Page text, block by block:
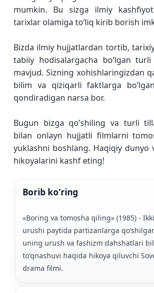
mumkin. Bu sizga ilmiy
tarixlar olamiga toʻliq kirib borish
Bizda ilmiy hujjatlardan tortib,
tabiiy hodisalargacha bo’lgan
mavjud. Sizning xohishlaringizdan
bilim va qiziqarli faktlarga
qondiradigan narsa bor.
Bugun bizga qo’shiling va turli
bilan onlayn hujjatli filmlarni
yuklashni boshlang. Haqiqiy dunyo
hikoyalarini kashf eting!
Borib koʻring
«Boring va tomosha qiling» (1985) -
urushi paytida partizanlarga
uning urush va fashizm dahshatlari
toʻqnashuvi haqida hikoya qiluvchi
drama filmi.